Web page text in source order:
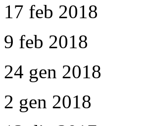
17 feb 2018
9 feb 2018
24 gen 2018
2 gen 2018